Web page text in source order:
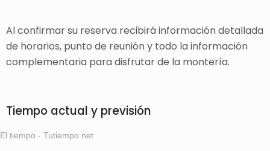
Al confirmar su reserva recibirá información detallada
de horarios, punto de reunión y todo la información
complementaria para disfrutar de la montería.
Tiempo actual y previsión
El tiempo - Tutiempo.net